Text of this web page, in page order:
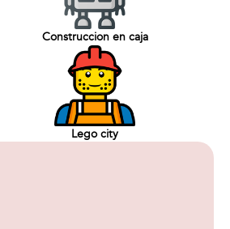
Construccion en caja
Lego city